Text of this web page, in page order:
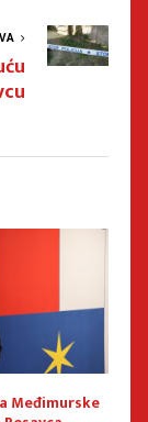
Međimurske